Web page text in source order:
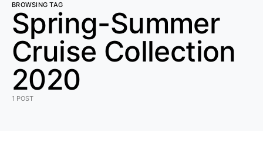
BROWSING TAG
Spring-Summer
Cruise Collection
2020
1 POST